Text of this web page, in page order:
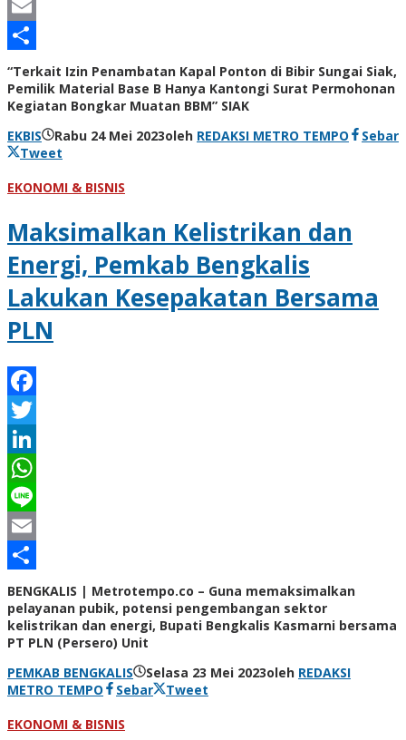
Line
Email
Share
“Terkait Izin Penambatan Kapal Ponton di Bibir Sungai Siak,
Pemilik Material Base B Hanya Kantongi Surat Permohonan
Kegiatan Bongkar Muatan BBM” SIAK
EKBIS
Rabu 24 Mei 2023oleh REDAKSI METRO TEMPO
Sebar
Tweet
EKONOMI & BISNIS
Maksimalkan Kelistrikan dan
Energi, Pemkab Bengkalis
Lakukan Kesepakatan Bersama
PLN
Facebook
Twitter
LinkedIn
WhatsApp
Line
Email
Share
BENGKALIS | Metrotempo.co – Guna memaksimalkan
pelayanan pubik, potensi pengembangan sektor
kelistrikan dan energi, Bupati Bengkalis Kasmarni bersama
PT PLN (Persero) Unit
PEMKAB BENGKALIS
Selasa 23 Mei 2023oleh REDAKSI
METRO TEMPO
Sebar
Tweet
EKONOMI & BISNIS